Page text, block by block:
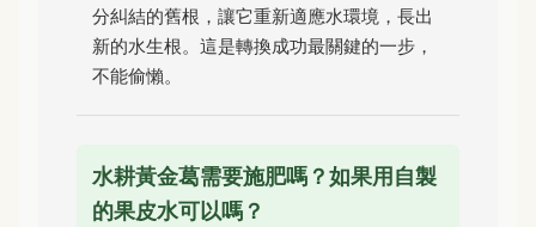
分糾結的舊根，讓它重新適應水環境，長出
新的水生根。這是轉換成功最關鍵的一步，
不能偷懶。
水耕黃金葛需要施肥嗎？如果用自製
的果皮水可以嗎？